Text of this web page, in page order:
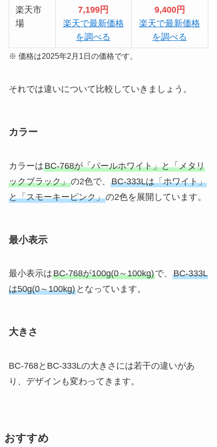
楽天市
場
7,199円
楽天で最新価格
を調べる
9,400円
楽天で最新価格
を調べる
※ 価格は2025年2月1日の価格です。
それでは違いについて比較していきましょう。
カラー
カラーはBC-768が「パールホワイト」と「メタリ
ックブラック」の2色で、 BC-333Lは「ホワイト」
と「スモーキーピンク」の2色を展開しています。
最小表示
最小表示はBC-768が100g(0～100kg)で、 BC-333L
は50g(0～100kg)となっています。
大きさ
BC-768とBC-333Lの大きさには若干の違いがあ
り、デザインも変わってきます。
おすすめ